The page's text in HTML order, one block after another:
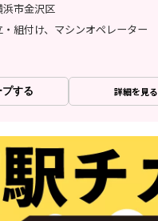
浜市金沢区
組付け、マシンオペレーター
プする 詳細を見る